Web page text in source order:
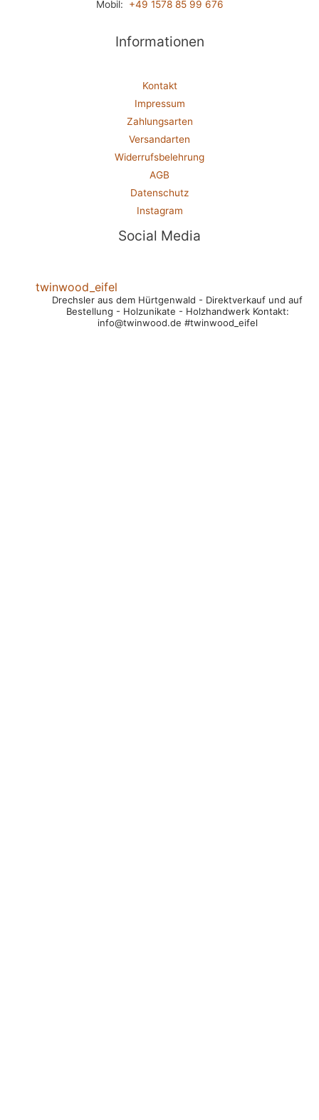
Mobil: +49 1578 85 99 676
Informationen
Kontakt
Impressum
Zahlungsarten
Versandarten
Widerrufsbelehrung
AGB
Datenschutz
Instagram
Social Media
twinwood_eifel
Drechsler aus dem Hürtgenwald - Direktverkauf und auf
Bestellung - Holzunikate - HolzhandwerkKontakt:
info@twinwood.de #twinwood_eifel